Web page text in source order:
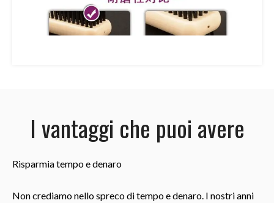
I vantaggi che puoi avere
Risparmia tempo e denaro
Non crediamo nello spreco di tempo e denaro. I nostri anni